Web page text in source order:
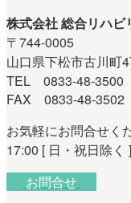
株式会社 総合リハ
〒744-0005
山口県下松市古川町
TEL 0833-48-3500
FAX 0833-48-3502
お気軽にお問合せく
17:00 [ 日・祝日除く ]
お問合せ